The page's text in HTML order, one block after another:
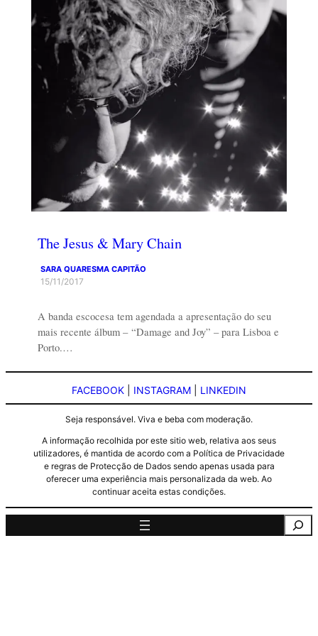
The Jesus & Mary Chain
SARA QUARESMA CAPITÃO
15/11/2017
A banda escocesa tem agendada a apresentação do seu
mais recente álbum – “Damage and Joy” – para Lisboa e
Porto.…
FACEBOOK INSTAGRAM LINKEDIN
Seja responsável. Viva e beba com moderação.
A informação recolhida por este sitio web, relativa aos seus
utilizadores, é mantida de acordo com a Política de Privacidade
e regras de Protecção de Dados sendo apenas usada para
oferecer uma experiência mais personalizada da web. Ao
continuar aceita estas condições.